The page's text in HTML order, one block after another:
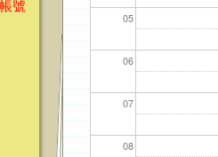
號
05
06
07
08